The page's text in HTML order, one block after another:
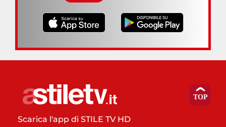
Scarica l'app di STILE TV HD